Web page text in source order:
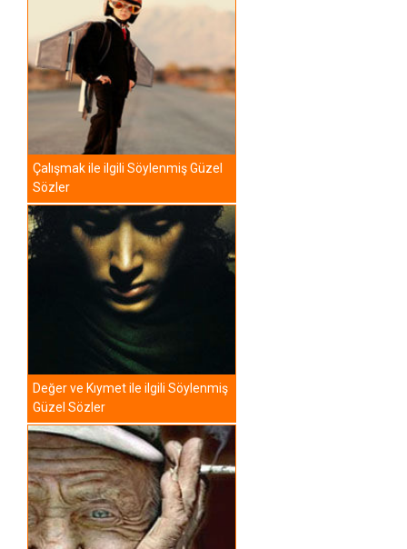
Çalışmak ile ilgili Söylenmiş Güzel
Sözler
Değer ve Kıymet ile ilgili Söylenmiş
Güzel Sözler